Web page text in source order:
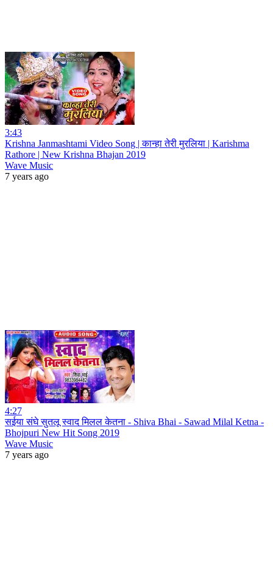
3:43
Krishna Janmashtami Video Song | कान्हा तेरी मुरलिया | Karishma
Rathore | New Krishna Bhajan 2019
Wave Music
7 years ago
4:27
सईया संघे सुतलू स्वाद मिलल केतना - Shiva Bhai - Sawad Milal Ketna -
Bhojpuri New Hit Song 2019
Wave Music
7 years ago